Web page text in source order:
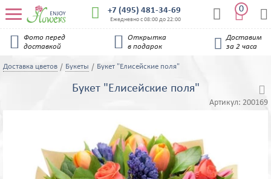
 +7 (495) 481-34-69
Ежедневно с 08:00 до 22:00  
0 

Фото перед
доставкой

Открытка
в подарок

Доставим
за 2 часа
Доставка цветов Букеты Букет "Елисейские поля"
Букет "Елисейские поля"
Артикул: 200169
